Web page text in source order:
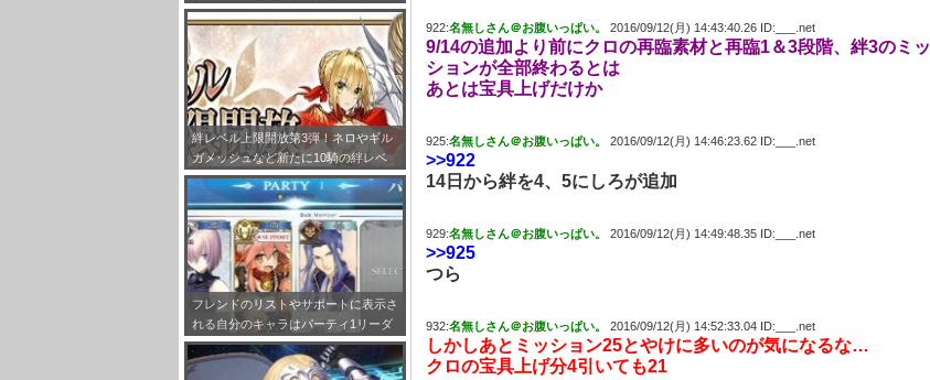
リリィの受け取り方法をまとめてみ
た！
絆レベル上限開放第3弾！ネロやギル
ガメッシュなど新たに10騎の絆レベ
ルが最大Lv.10まで開放!!
フレンドのリストやサポートに表示さ
れる自分のキャラはパーティ1リーダ
ーで固定だぞ！
922:名無しさん＠お腹いっぱい。 2016/09/12(月) 14:43:40.26 ID:___.net
9/14の追加より前にクロの再臨素材と再臨1＆3段階、絆3のミッ
ションが全部終わるとは
あとは宝具上げだけか
925:名無しさん＠お腹いっぱい。 2016/09/12(月) 14:46:23.62 ID:___.net
>>922
14日から絆を4、5にしろが追加
929:名無しさん＠お腹いっぱい。 2016/09/12(月) 14:49:48.35 ID:___.net
>>925
つら
932:名無しさん＠お腹いっぱい。 2016/09/12(月) 14:52:33.04 ID:___.net
しかしあとミッション25とやけに多いのが気になるな…
クロの宝具上げ分4引いても21